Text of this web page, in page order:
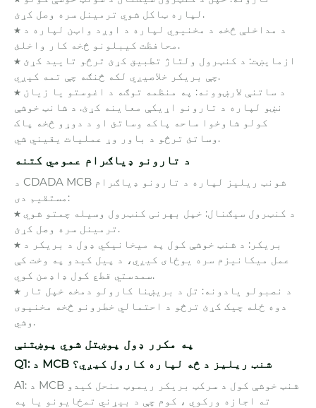
لپاره ټاکل شوي ترمینل سره وصل کړئ.
★ د مداخلې څخه د مخنیوي لپاره د اوږد واټن لپاره د
محافظت کیبلونو څخه کار واخلئ.
★ ازمایښت: د کنټرول ولتاژ تطبیق کړئ ترڅو تایید کړئ
چې بریکر خلاصیږي لکه څنګه چې تمه کیږي.
★ د ساتنې لارښوونه: په منظمه توګه د اغوستو یا زیان
نښو لپاره د تارونو اړیکې معاینه کړئ. د شانټ خوشې
کولو شاوخوا ساحه پاکه وساتئ او د دوړو څخه پاک
وساتئ ترڅو د باور وړ عملیات یقیني شي.
د تارونو ډیاګرام عمومي کتنه
د CDADA MCB شونټ ریلیز لپاره د تارونو ډیاګرام
مستقیم دی:
★ د کنټرول سیګنال: خپل بهرنی کنټرول وسیله چمتو شوي
ترمینل سره وصل کړئ.
★ بریکر: د شنټ خوشې کول په میخانیکي ډول د بریکر د
عمل میکانیزم سره یوځای کیږي، د پیل کیدو په وخت کې
سمدستي قطع کول ډاډمن کوي.
★ د نصبولو یادونه: تل د بریښنا کارولو دمخه خپل تار
دوه ځله چیک کړئ ترڅو د احتمالي خطرونو څخه مخنیوی
وشي.
په مکرر ډول پوښتل شوي پوښتنې
Q1: د MCB شنټ ریلیز د څه لپاره کارول کیږي؟
A1: د MCB شنټ خوشې کول د سرکټ بریکر ریموټ منحل کیدو
ته اجازه ورکوي ، کوم چې د بیړني تمځایونو یا په